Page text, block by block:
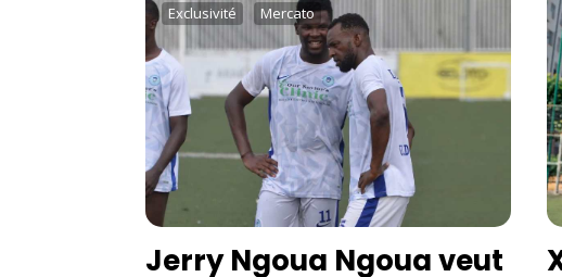
Exclusivité Mercato
Jerry Ngoua Ngoua veut